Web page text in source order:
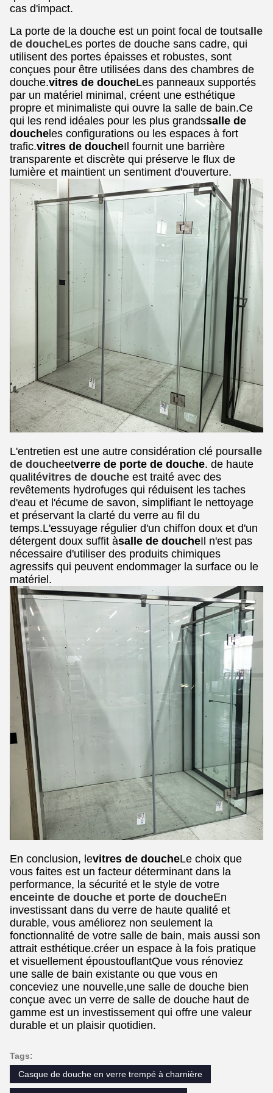
cas d'impact.
La porte de la douche est un point focal de toutsalle
de doucheLes portes de douche sans cadre, qui
utilisent des portes épaisses et robustes, sont
conçues pour être utilisées dans des chambres de
douche.vitres de doucheLes panneaux supportés
par un matériel minimal, créent une esthétique
propre et minimaliste qui ouvre la salle de bain.Ce
qui les rend idéales pour les plus grandssalle de
douche les configurations ou les espaces à fort
trafic.vitres de doucheIl fournit une barrière
transparente et discrète qui préserve le flux de
lumière et maintient un sentiment d'ouverture.
L'entretien est une autre considération clé poursalle
de doucheetverre de porte de douche. de haute
qualitévitres de douche est traité avec des
revêtements hydrofuges qui réduisent les taches
d'eau et l'écume de savon, simplifiant le nettoyage
et préservant la clarté du verre au fil du
temps.L'essuyage régulier d'un chiffon doux et d'un
détergent doux suffit àsalle de doucheIl n'est pas
nécessaire d'utiliser des produits chimiques
agressifs qui peuvent endommager la surface ou le
matériel.
En conclusion, levitres de doucheLe choix que
vous faites est un facteur déterminant dans la
performance, la sécurité et le style de votre
enceinte de douche et porte de doucheEn
investissant dans du verre de haute qualité et
durable, vous améliorez non seulement la
fonctionnalité de votre salle de bain, mais aussi son
attrait esthétique.créer un espace à la fois pratique
et visuellement époustouflantQue vous rénoviez
une salle de bain existante ou que vous en
conceviez une nouvelle,une salle de douche bien
conçue avec un verre de salle de douche haut de
gamme est un investissement qui offre une valeur
durable et un plaisir quotidien.
Tags:
Casque de douche en verre trempé à charnière